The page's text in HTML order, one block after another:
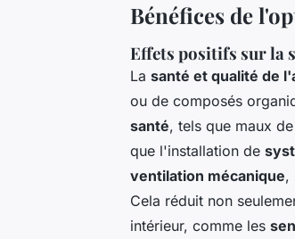
Bénéfices de
Effets positifs sur la
La santé et qualité de
ou de composés
santé, tels que maux
que l'installation de
ventilation mécanique,
Cela réduit non
intérieur, comme les